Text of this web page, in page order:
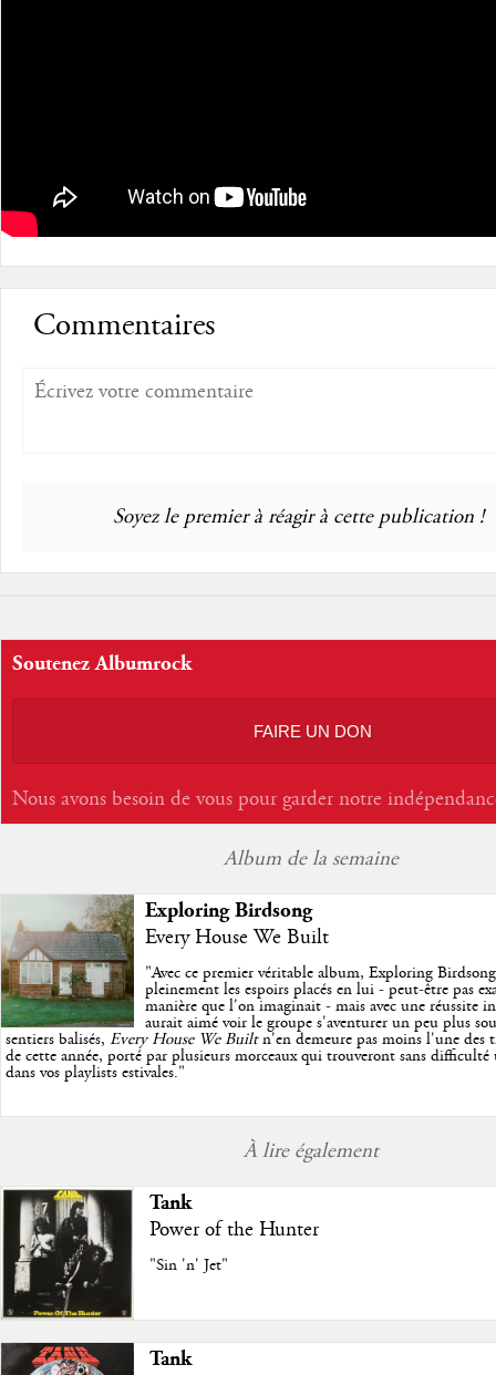
Commentaires
Soyez le premier à réagir à cette publication !
Soutenez Albumrock
FAIRE UN DON
Nous avons besoin de vous pour garder notre
Album de la semaine
Exploring Birdsong
Every House We Built
"Avec ce premier véritable album, Exploring
pleinement les espoirs placés en lui - peut-être pas
manière que l'on imaginait - mais avec une réussite
aurait aimé voir le groupe s'aventurer un peu plus
sentiers balisés, Every House We Builtn'en demeure pas moins l'une des
de cette année, porté par plusieurs morceaux qui trouveront sans difficulté
dans vos playlists estivales."
À lire également
Tank
Power of the Hunter
"Sin 'n' Jet"
Tank